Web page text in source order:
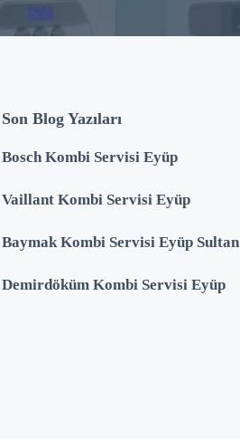
Son Blog Yazıları
Bosch Kombi Servisi Eyüp
Vaillant Kombi Servisi Eyüp
Baymak Kombi Servisi Eyüp Sultan
Demirdöküm Kombi Servisi Eyüp